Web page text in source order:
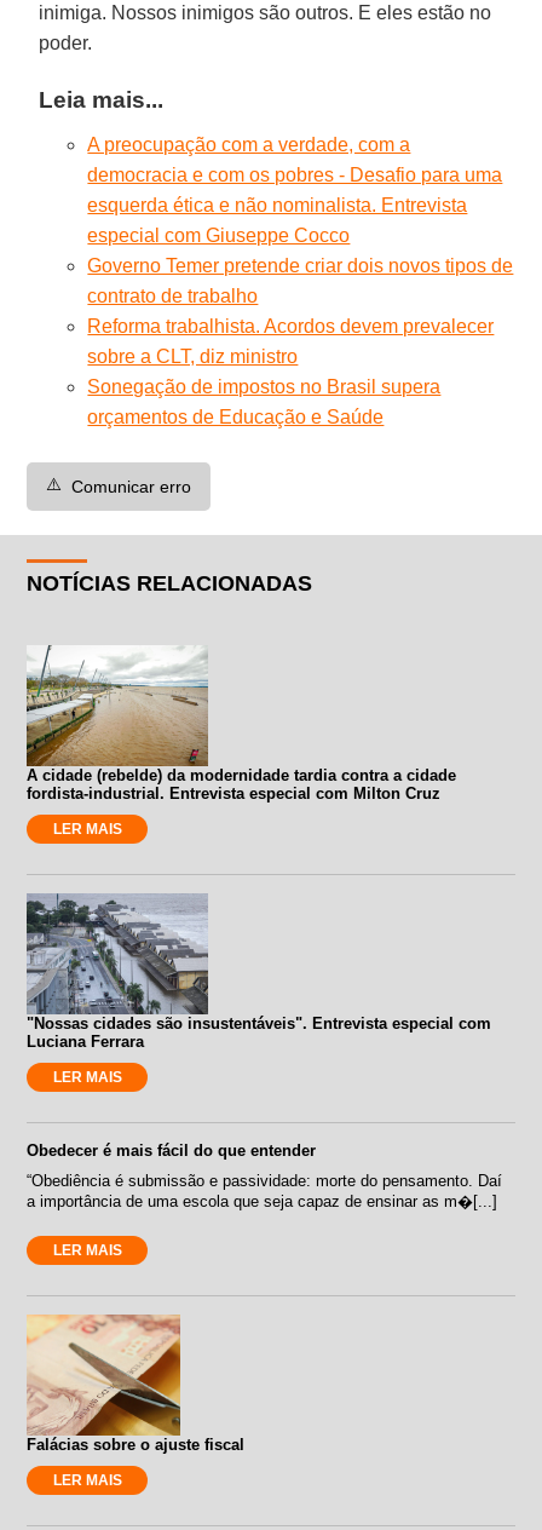
inimiga. Nossos inimigos são outros. E eles estão no
poder.
Leia mais...
A preocupação com a verdade, com a
democracia e com os pobres - Desafio para uma
esquerda ética e não nominalista. Entrevista
especial com Giuseppe Cocco
Governo Temer pretende criar dois novos tipos de
contrato de trabalho
Reforma trabalhista. Acordos devem prevalecer
sobre a CLT, diz ministro
Sonegação de impostos no Brasil supera
orçamentos de Educação e Saúde
⚠️ Comunicar erro
NOTÍCIAS RELACIONADAS
A cidade (rebelde) da modernidade tardia contra a cidade
fordista-industrial. Entrevista especial com Milton Cruz
LER MAIS
"Nossas cidades são insustentáveis". Entrevista especial com
Luciana Ferrara
LER MAIS
Obedecer é mais fácil do que entender
“Obediência é submissão e passividade: morte do pensamento. Daí
a importância de uma escola que seja capaz de ensinar as m�[...]
LER MAIS
Falácias sobre o ajuste fiscal
LER MAIS